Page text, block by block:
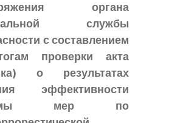
органа
службы
с составлением
проверки акта
о результатах
эффективности
мер по